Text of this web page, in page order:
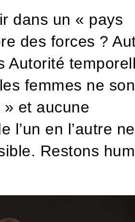
dans un « pays
des forces ?
Autorité
femmes ne
et aucune
l’un en l’autre ne
Restons